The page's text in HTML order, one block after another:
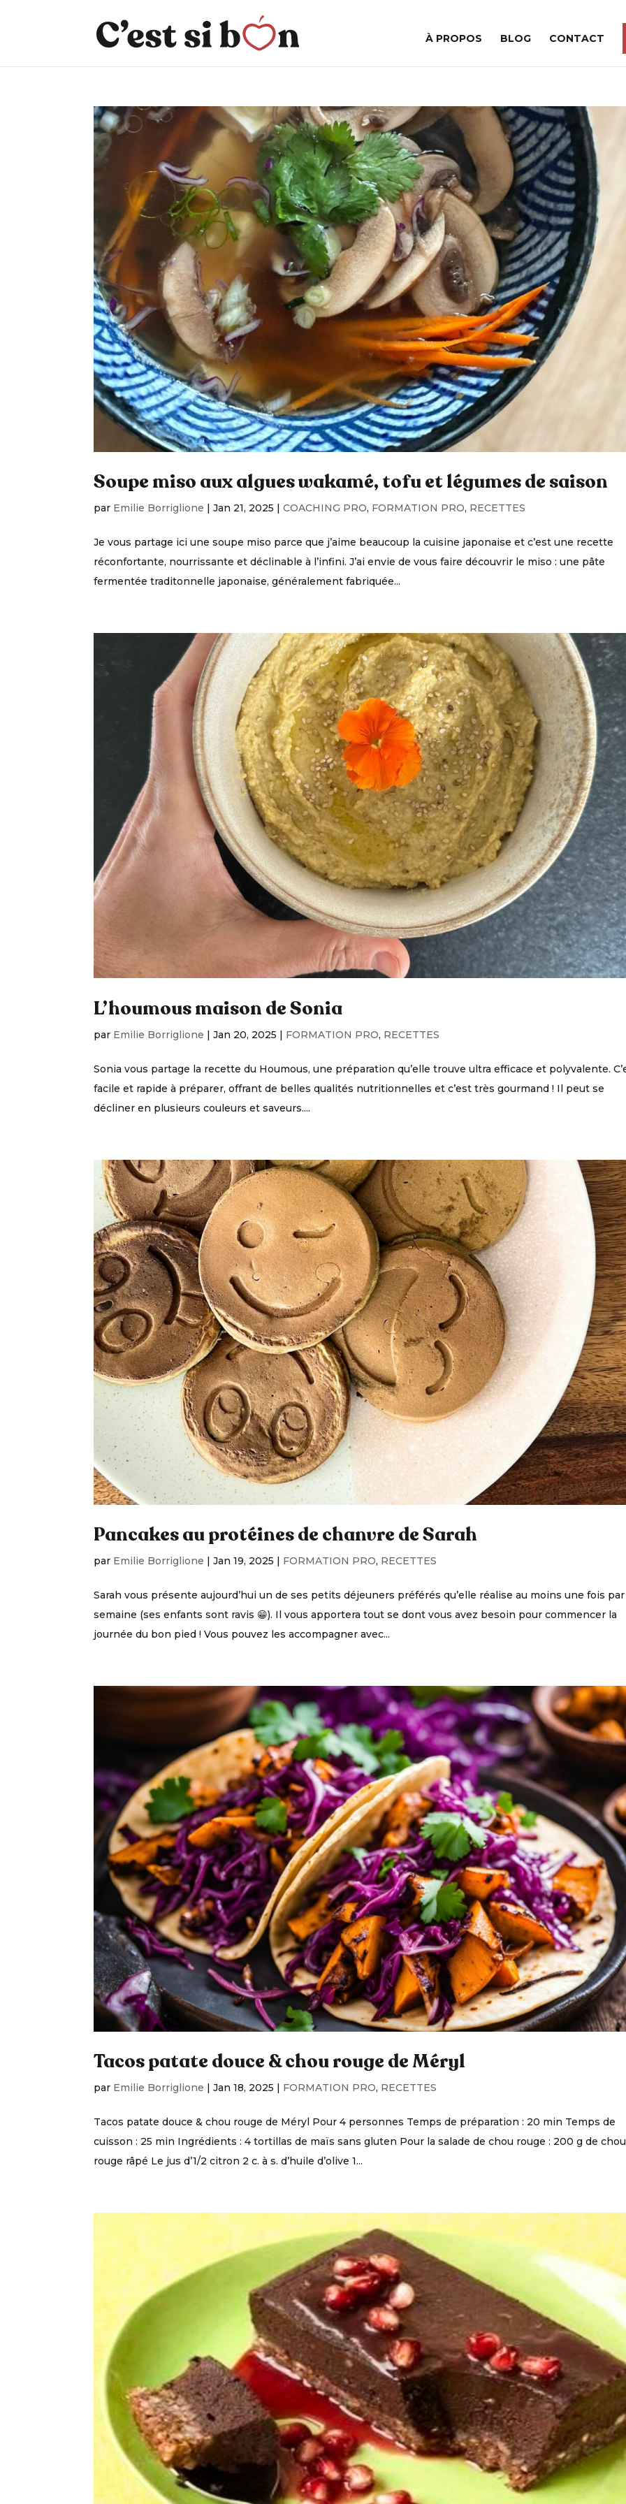
À PROPOS BLOG CONTACT
Soupe miso aux algues wakamé, tofu et légumes de saison
par Emilie Borriglione |Jan 21, 2025 |COACHING PRO, FORMATION PRO, RECETTES
Je vous partage ici une soupe miso parce que j’aime beaucoup la cuisine japonaise et c’est une recette
réconfortante, nourrissante et déclinable à l’infini. J’ai envie de vous faire découvrir le miso : une pâte
fermentée traditonnelle japonaise, généralement fabriquée...
L’houmous maison de Sonia
par Emilie Borriglione |Jan 20, 2025 | FORMATION PRO, RECETTES
Sonia vous partage la recette du Houmous, une préparation qu’elle trouve ultra efficace et polyvalente.
facile et rapide à préparer, offrant de belles qualités nutritionnelles et c’est très gourmand ! Il peut se
décliner en plusieurs couleurs et saveurs....
Pancakes au protéines de chanvre de Sarah
par Emilie Borriglione |Jan 19, 2025 | FORMATION PRO, RECETTES
Sarah vous présente aujourd’hui un de ses petits déjeuners préférés qu’elle réalise au moins une fois par
semaine (ses enfants sont ravis 😁). Il vous apportera tout se dont vous avez besoin pour commencer la
journée du bon pied ! Vous pouvez les accompagner avec...
Tacos patate douce & chou rouge de Méryl
par Emilie Borriglione |Jan 18, 2025 | FORMATION PRO, RECETTES
Tacos patate douce & chou rouge de Méryl Pour 4 personnes Temps de préparation : 20 min Temps de
cuisson : 25 min Ingrédients : 4 tortillas de maïs sans gluten Pour la salade de chou rouge : 200 g de chou
rouge râpé Le jus d’1/2 citron 2 c. à s. d’huile d’olive 1...